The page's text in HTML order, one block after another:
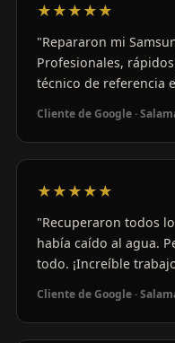
★★★★★
"Repararon mi
Profesionales,
técnico de referencia
Cliente de Google ·
★★★★★
"Recuperaron todos
había caído al agua.
todo. ¡Increíble
Cliente de Google ·